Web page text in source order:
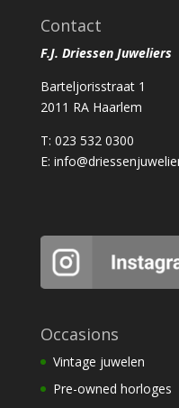
Contact
F.J. Driessen Juweliers
Barteljorisstraat 1
2011 RA Haarlem
T: 023 532 0300
E:
Occasions
Vintage juwelen
Pre-owned horloges